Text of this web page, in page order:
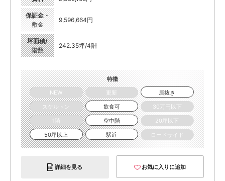
保証金・
敷金
9,596,664円
坪面積/
階数
242.35坪/4階
特徴
NEW
更新
居抜き
スケルトン
飲食可
30万円以下
1階
空中階
20坪以下
50坪以上
駅近 ロードサイド
詳細を見る お気に入りに追加